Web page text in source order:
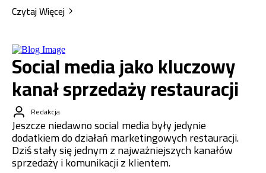
Czytaj Więcej
Social media jako kluczowy
kanał sprzedaży restauracji
Redakcja
Jeszcze niedawno social media były jedynie
dodatkiem do działań marketingowych restauracji.
Dziś stały się jednym z najważniejszych kanałów
sprzedaży i komunikacji z klientem.